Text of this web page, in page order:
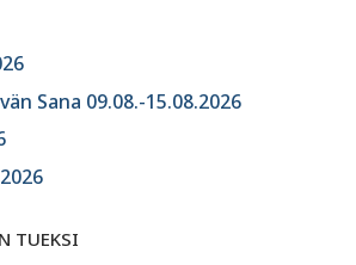
Sana 09.08.-15.08.2026
TUEKSI